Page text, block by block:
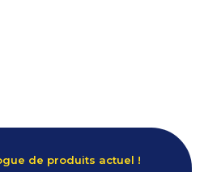
de produits actuel !